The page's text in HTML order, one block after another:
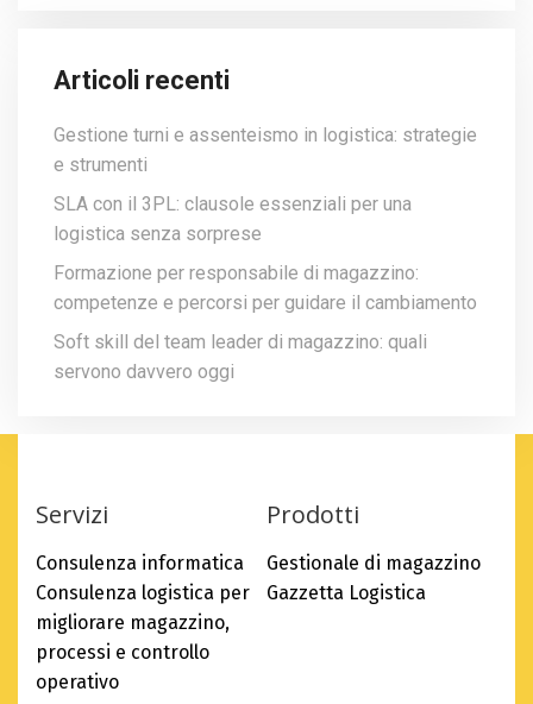
Articoli recenti
Gestione turni e assenteismo in logistica: strategie
e strumenti
SLA con il 3PL: clausole essenziali per una
logistica senza sorprese
Formazione per responsabile di magazzino:
competenze e percorsi per guidare il cambiamento
Soft skill del team leader di magazzino: quali
servono davvero oggi
Servizi
Consulenza informatica
Consulenza logistica per
migliorare magazzino,
processi e controllo
operativo
Prodotti
Gestionale di magazzino
Gazzetta Logistica